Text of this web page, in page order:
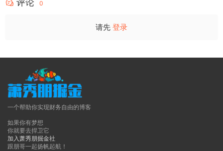
0
请先 登录
一个帮助你实现财务自由的博客
如果你有梦想
你就要去捍卫它
加入萧秀朋掘金社
跟朋哥一起扬帆起航！